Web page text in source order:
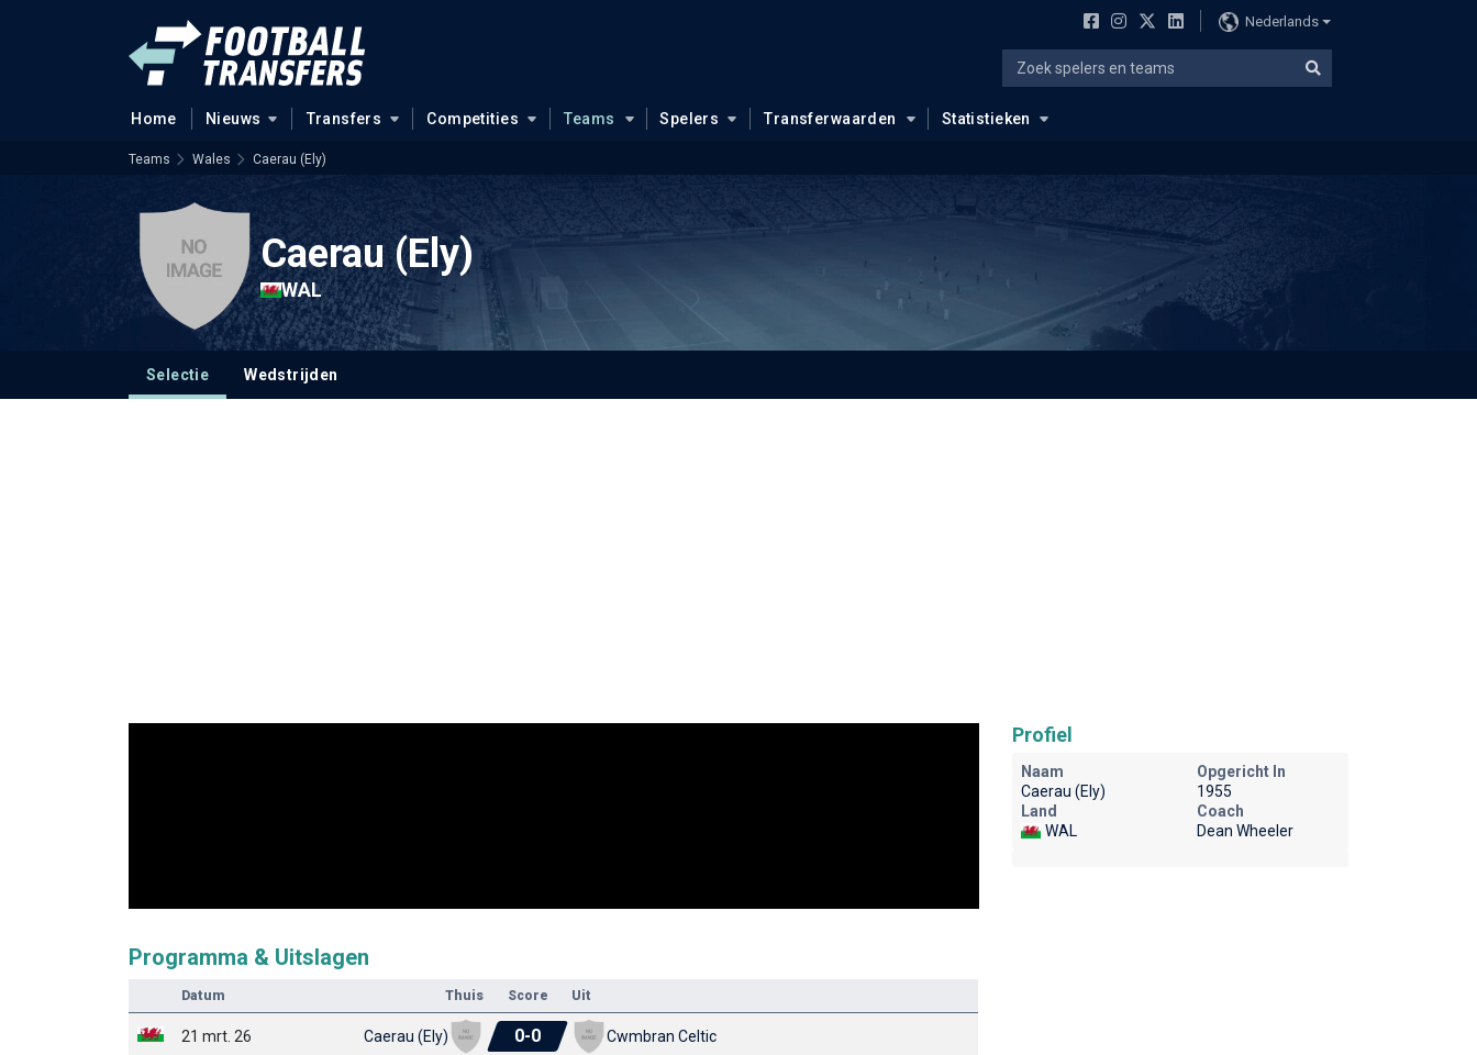
Nederlands
Home Nieuws Transfers Competities Teams Spelers Transferwaarden Statistieken
Teams Wales Caerau (Ely)
Caerau (Ely)
WAL
Selectie Wedstrijden
Programma & Uitslagen
Datum Thuis Score Uit
21 mrt. 26 Caerau (Ely) 0-0 Cwmbran Celtic
Profiel
Naam
Caerau (Ely)
Opgericht In
1955
Land
WAL
Coach
Dean Wheeler